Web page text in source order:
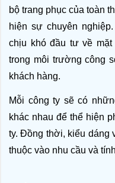
bộ trang phục của toàn
hiện sự chuyên
chịu khó đầu tư về
trong môi trường công
khách hàng.
Mỗi công ty sẽ có
khác nhau để thể hiện
ty. Đồng thời, kiểu dáng
thuộc vào nhu cầu và